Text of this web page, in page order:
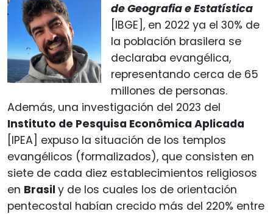
de Geografia e Estatística
[IBGE], en 2022 ya el 30% de
la población brasilera se
declaraba evangélica,
representando cerca de 65
millones de personas.
Además, una investigación del 2023 del
Instituto de Pesquisa Econômica Aplicada
[IPEA] expuso la situación de los templos
evangélicos (formalizados), que consisten en
siete de cada diez establecimientos religiosos
en Brasil y de los cuales los de orientación
pentecostal habían crecido más del 220% entre